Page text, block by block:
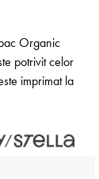
Organic
potrivit celor
imprimat la